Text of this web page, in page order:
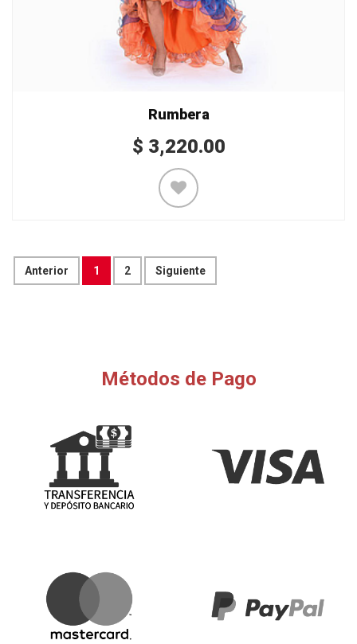
Rumbera
$ 3,220.00
Anterior 1 2 Siguiente
Métodos de Pago